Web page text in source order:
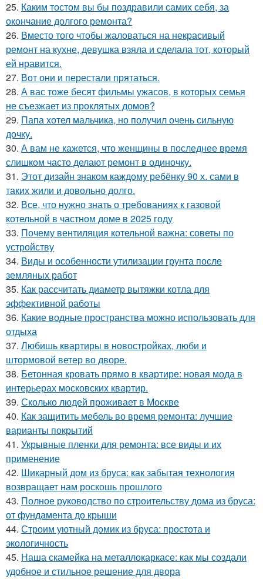
25. Каким тостом вы бы поздравили самих себя, за
окончание долгого ремонта?
26. Вместо того чтобы жаловаться на некрасивый
ремонт на кухне, девушка взяла и сделала тот, который
ей нравится.
27. Вот они и перестали прятаться.
28. А вас тоже бесят фильмы ужасов, в которых семья
не съезжает из проклятых домов?
29. Папа хотел мальчика, но получил очень сильную
дочку.
30. А вам не кажется, что женщины в последнее время
слишком часто делают ремонт в одиночку.
31. Этот дизайн знаком каждому ребёнку 90 х. сами в
таких жили и довольно долго.
32. Все, что нужно знать о требованиях к газовой
котельной в частном доме в 2025 году
33. Почему вентиляция котельной важна: советы по
устройству
34. Виды и особенности утилизации грунта после
земляных работ
35. Как рассчитать диаметр вытяжки котла для
эффективной работы
36. Какие водные пространства можно использовать для
отдыха
37. Любишь квартиры в новостройках, люби и
штормовой ветер во дворе.
38. Бетонная кровать прямо в квартире: новая мода в
интерьерах московских квартир.
39. Сколько людей проживает в Москве
40. Как защитить мебель во время ремонта: лучшие
варианты покрытий
41. Укрывные пленки для ремонта: все виды и их
применение
42. Шикарный дом из бруса: как забытая технология
возвращает нам роскошь прошлого
43. Полное руководство по строительству дома из бруса:
от фундамента до крыши
44. Строим уютный домик из бруса: простота и
экологичность
45. Наша скамейка на металлокаркасе: как мы создали
удобное и стильное решение для двора